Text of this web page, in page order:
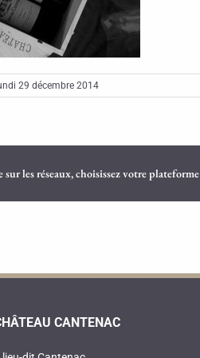
29 décembre 2014
sur les réseaux, choisissez votre
CANTENAC